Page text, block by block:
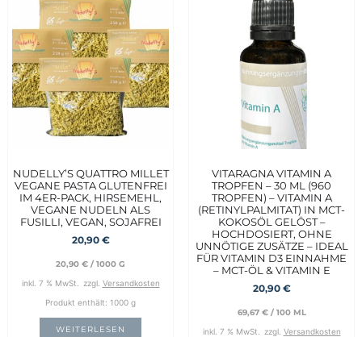
NUDELLY’S QUATTRO MILLET
VEGANE PASTA GLUTENFREI
IM 4ER-PACK, HIRSEMEHL,
VEGANE NUDELN ALS
FUSILLI, VEGAN, SOJAFREI
20,90 €
20,90 € / 1000 G
inkl. 7 % MwSt. zzgl. Versandkosten
Produkt enthält: 1000 g
WEITERLESEN
VITARAGNA VITAMIN A
TROPFEN – 30 ML (960
TROPFEN) – VITAMIN A
(RETINYLPALMITAT) IN MCT-
KOKOSÖL GELÖST –
HOCHDOSIERT, OHNE
UNNÖTIGE ZUSÄTZE – IDEAL
FÜR VITAMIN D3 EINNAHME
– MCT-ÖL & VITAMIN E
20,90 €
69,67 €/ 100 ML
inkl. 7 % MwSt. zzgl. Versandkosten